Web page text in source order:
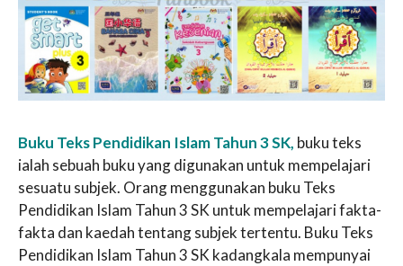
Buku Teks Pendidikan Islam Tahun 3 SK, buku teks
ialah sebuah buku yang digunakan untuk mempelajari
sesuatu subjek. Orang menggunakan buku Teks
Pendidikan Islam Tahun 3 SK untuk mempelajari fakta-
fakta dan kaedah tentang subjek tertentu. Buku Teks
Pendidikan Islam Tahun 3 SK kadangkala mempunyai